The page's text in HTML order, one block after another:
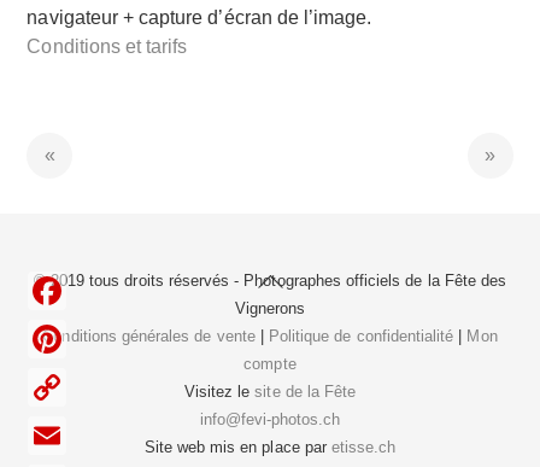
navigateur + capture d’écran de l’image.
Conditions et tarifs
Back
To
Top
© 2019 tous droits réservés - Photographes officiels de la Fête des
Vignerons
Conditions générales de vente| Politique de confidentialité
Mon
compte
Visitez lesite de la Fête
info@fevi-photos.ch
Site web mis en place par etisse.ch
F
c
e
C